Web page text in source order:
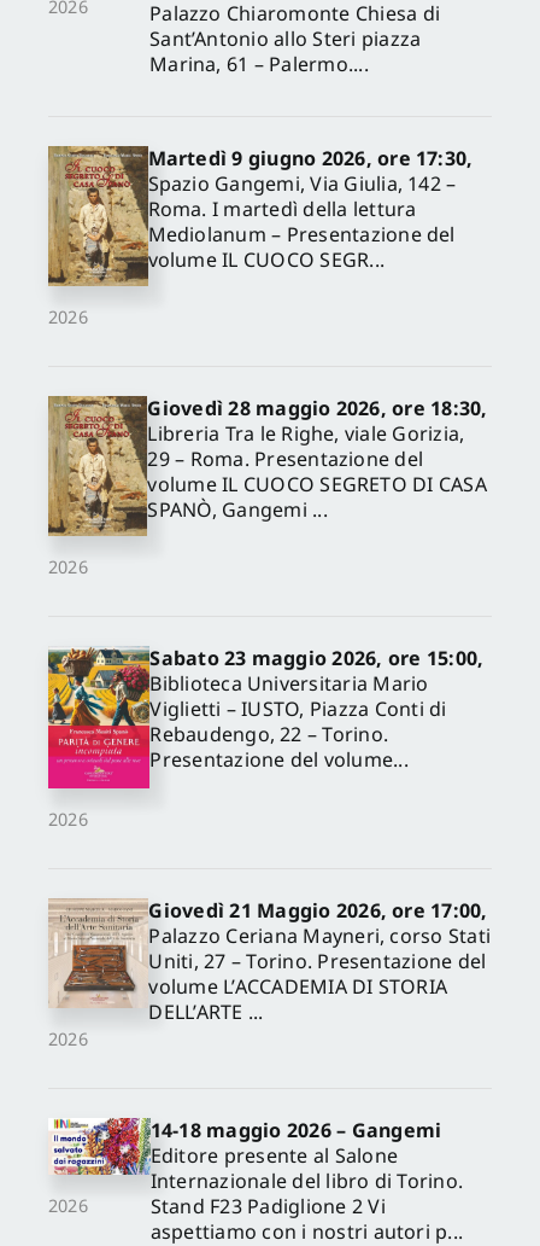
2026
Palazzo Chiaromonte Chiesa di
Sant’Antonio allo Steri piazza
Marina, 61 – Palermo....
2026
Martedì 9 giugno 2026, ore 17:30,
Spazio Gangemi, Via Giulia, 142 –
Roma. I martedì della lettura
Mediolanum – Presentazione del
volume IL CUOCO SEGR...
2026
Giovedì 28 maggio 2026, ore 18:30,
Libreria Tra le Righe, viale Gorizia,
29 – Roma. Presentazione del
volume IL CUOCO SEGRETO DI CASA
SPANÒ, Gangemi ...
2026
Sabato 23 maggio 2026, ore 15:00,
Biblioteca Universitaria Mario
Viglietti – IUSTO, Piazza Conti di
Rebaudengo, 22 – Torino.
Presentazione del volume...
2026
Giovedì 21 Maggio 2026, ore 17:00,
Palazzo Ceriana Mayneri, corso Stati
Uniti, 27 – Torino. Presentazione del
volume L’ACCADEMIA DI STORIA
DELL’ARTE ...
2026
14-18 maggio 2026 – Gangemi
Editore presente al Salone
Internazionale del libro di Torino.
Stand F23 Padiglione 2 Vi
aspettiamo con i nostri autori p...